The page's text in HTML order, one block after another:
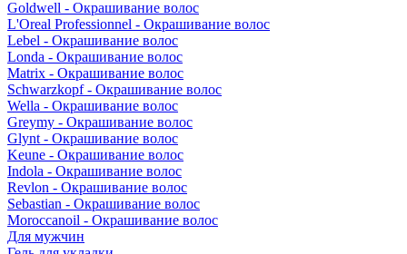
Goldwell - Окрашивание волос
L'Oreal Professionnel - Окрашивание волос
Lebel - Окрашивание волос
Londa - Окрашивание волос
Matrix - Окрашивание волос
Schwarzkopf - Окрашивание волос
Wella - Окрашивание волос
Greymy - Окрашивание волос
Glynt - Окрашивание волос
Keune - Окрашивание волос
Indola - Окрашивание волос
Revlon - Окрашивание волос
Sebastian - Окрашивание волос
Moroccanoil - Окрашивание волос
Для мужчин